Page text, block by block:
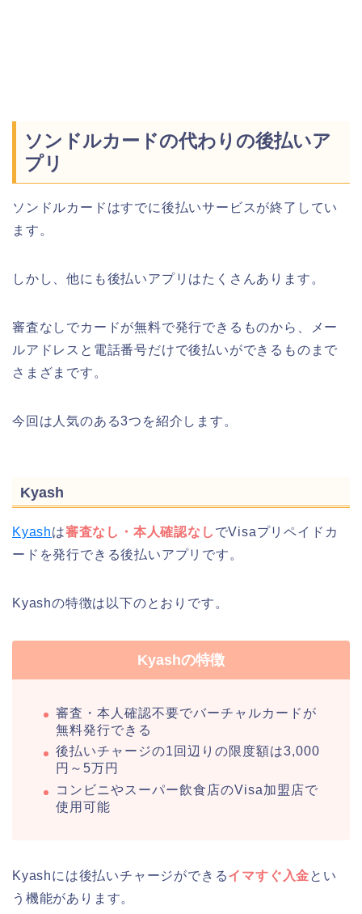
ソンドルカードの代わりの後払いア
プリ
ソンドルカードはすでに後払いサービスが終了してい
ます。
しかし、他にも後払いアプリはたくさんあります。
審査なしでカードが無料で発行できるものから、メー
ルアドレスと電話番号だけで後払いができるものまで
さまざまです。
今回は人気のある3つを紹介します。
Kyash
Kyashは審査なし・本人確認なし でVisaプリペイドカ
ードを発行できる後払いアプリです。
Kyashの特徴は以下のとおりです。
Kyashの特徴
審査・本人確認不要でバーチャルカードが
無料発行できる
後払いチャージの1回辺りの限度額は3,000
円～5万円
コンビニやスーパー飲食店のVisa加盟店で
使用可能
Kyashには後払いチャージができるイマすぐ入金とい
う機能があります。